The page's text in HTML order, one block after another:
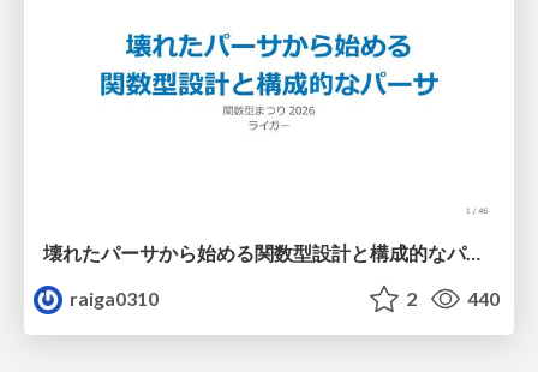
壊れたパーサから始める関数型設計と構成的なパーサ #fp_matsuri
raiga0310
2 440